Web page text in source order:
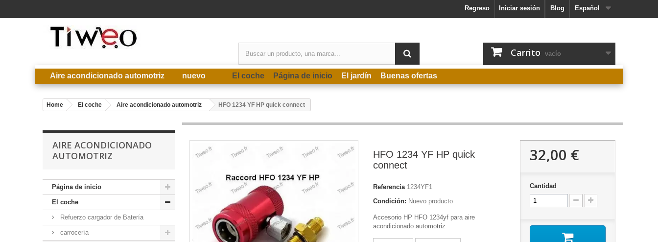
Español
Blog
Iniciar sesión
Regreso
Carrito vacío
Aire acondicionado automotriz nuevo El coche Página de inicio El jardín Buenas ofertas
Home El coche Aire acondicionado automotriz HFO 1234 YF HP quick connect
AIRE ACONDICIONADO
AUTOMOTRIZ
Página de inicio
El coche
Refuerzo cargador de Batería
carrocería
HFO 1234 YF HP quick
connect
Referencia 1234YF1
Condición: Nuevo producto
Accesorio HP HFO 1234yf para aire
acondicionado automotriz
32,00 €
Cantidad